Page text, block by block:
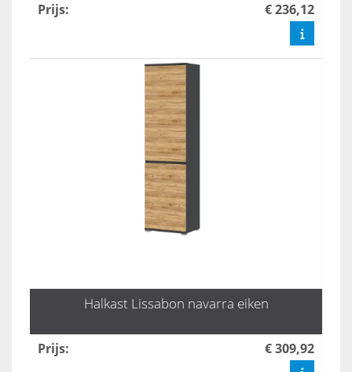
Prijs: € 236,12
Halkast Lissabon navarra eiken
Prijs: € 309,92